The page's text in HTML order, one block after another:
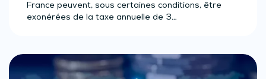
France peuvent, sous certaines conditions, être
exonérées de la taxe annuelle de 3…